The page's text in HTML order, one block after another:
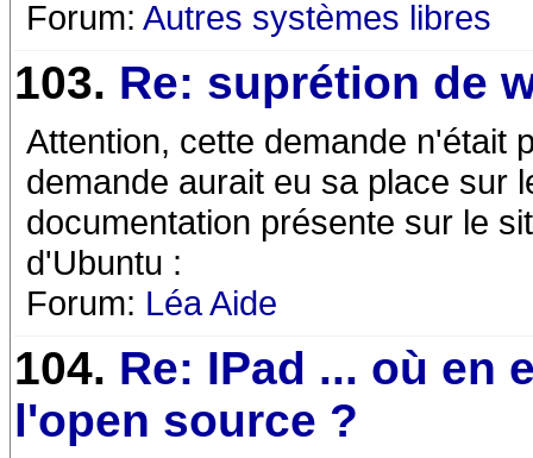
Forum: Autres systèmes libres
103. Re: suprétion de
Attention, cette demande n'était
demande aurait eu sa place sur
documentation présente sur le
d'Ubuntu :
Forum: Léa Aide
104. Re: IPad ... où en
l'open source ?